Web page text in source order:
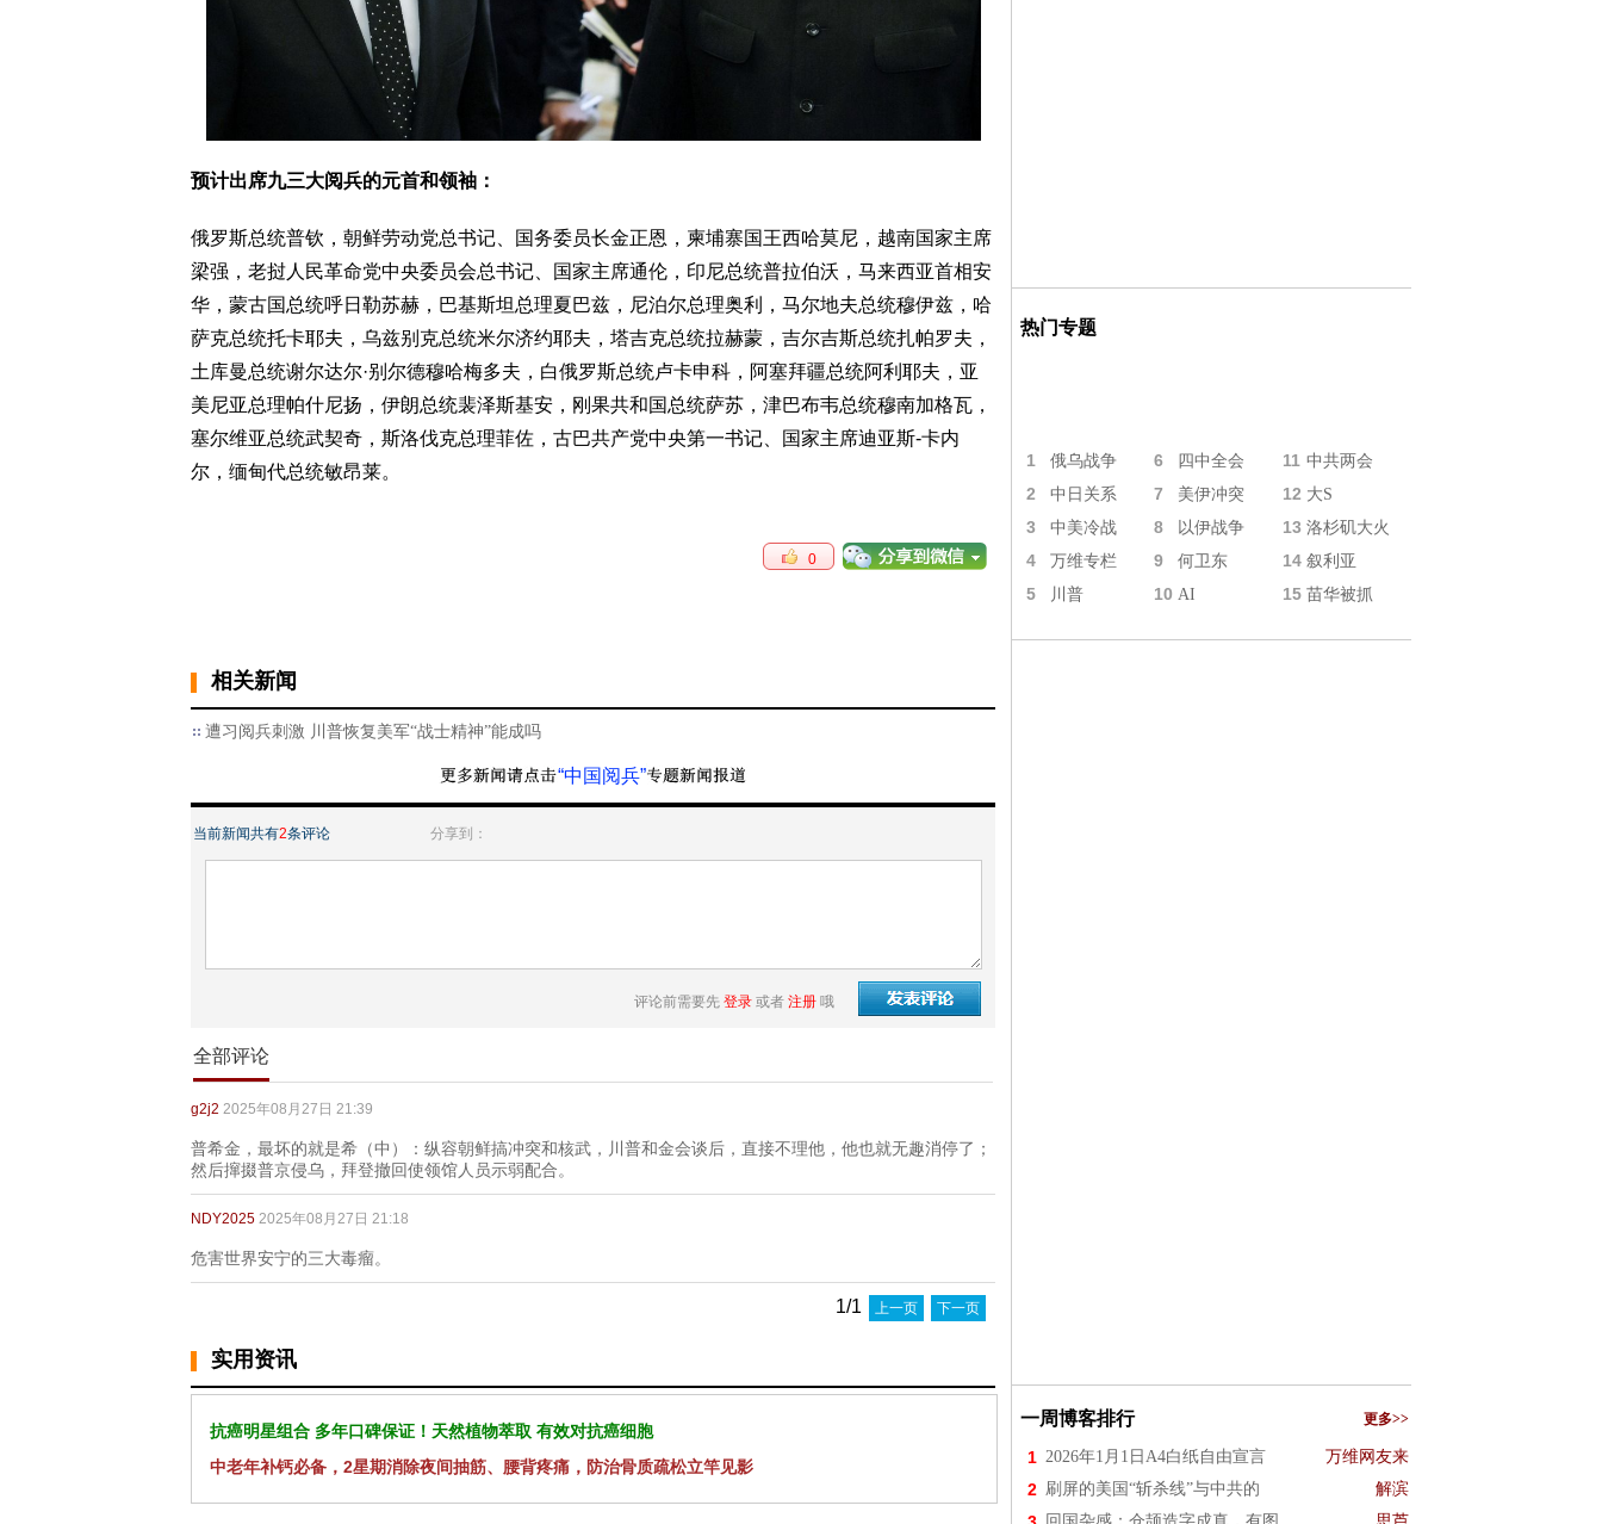
预计出席九三大阅兵的元首和领袖：
俄罗斯总统普钦，朝鲜劳动党总书记、国务委员长金正恩，柬埔寨国王西哈莫尼，越南国家主席
梁强，老挝人民革命党中央委员会总书记、国家主席通伦，印尼总统普拉伯沃，马来西亚首相安
华，蒙古国总统呼日勒苏赫，巴基斯坦总理夏巴兹，尼泊尔总理奥利，马尔地夫总统穆伊兹，哈
萨克总统托卡耶夫，乌兹别克总统米尔济约耶夫，塔吉克总统拉赫蒙，吉尔吉斯总统扎帕罗夫，
土库曼总统谢尔达尔·别尔德穆哈梅多夫，白俄罗斯总统卢卡申科，阿塞拜疆总统阿利耶夫，亚
美尼亚总理帕什尼扬，伊朗总统裴泽斯基安，刚果共和国总统萨苏，津巴布韦总统穆南加格瓦，
塞尔维亚总统武契奇，斯洛伐克总理菲佐，古巴共产党中央第一书记、国家主席迪亚斯-卡内
尔，缅甸代总统敏昂莱。
0
相关新闻
遭习阅兵刺激 川普恢复美军“战士精神”能成吗
“中国阅兵”
当前新闻共有2条评论 分享到：
评论前需要先 登录 或者 注册 哦
全部评论
g2j2 2025年08月27日 21:39
普希金，最坏的就是希（中）：纵容朝鲜搞冲突和核武，川普和金会谈后，直接不理他，他也就无趣消停了；
然后撺掇普京侵乌，拜登撤回使领馆人员示弱配合。
NDY2025 2025年08月27日 21:18
危害世界安宁的三大毒瘤。
1/1 上一页 下一页
实用资讯
抗癌明星组合 多年口碑保证！天然植物萃取 有效对抗癌细胞
中老年补钙必备，2星期消除夜间抽筋、腰背疼痛，防治骨质疏松立竿见影
热门专题
1 俄乌战争 6 四中全会 11 中共两会
2 中日关系 7 美伊冲突 12 大S
3 中美冷战 8 以伊战争 13 洛杉矶大火
4 万维专栏 9 何卫东 14 叙利亚
5 川普 10 AI 15 苗华被抓
一周博客排行 更多>>
1 2026年1月1日A4白纸自由宣言 万维网友来
2 刷屏的美国“斩杀线”与中共的 解滨